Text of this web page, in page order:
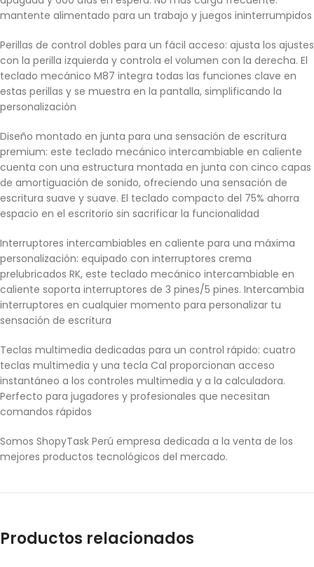
mantente alimentado para un trabajo y juegos ininterrumpidos
Perillas de control dobles para un fácil acceso: ajusta los ajustes
con la perilla izquierda y controla el volumen con la derecha. El
teclado mecánico M87 integra todas las funciones clave en
estas perillas y se muestra en la pantalla, simplificando la
personalización
Diseño montado en junta para una sensación de escritura
premium: este teclado mecánico intercambiable en caliente
cuenta con una estructura montada en junta con cinco capas
de amortiguación de sonido, ofreciendo una sensación de
escritura suave y suave. El teclado compacto del 75% ahorra
espacio en el escritorio sin sacrificar la funcionalidad
Interruptores intercambiables en caliente para una máxima
personalización: equipado con interruptores crema
prelubricados RK, este teclado mecánico intercambiable en
caliente soporta interruptores de 3 pines/5 pines. Intercambia
interruptores en cualquier momento para personalizar tu
sensación de escritura
Teclas multimedia dedicadas para un control rápido: cuatro
teclas multimedia y una tecla Cal proporcionan acceso
instantáneo a los controles multimedia y a la calculadora.
Perfecto para jugadores y profesionales que necesitan
comandos rápidos
Somos ShopyTask Perú empresa dedicada a la venta de los
mejores productos tecnológicos del mercado.
Productos relacionados